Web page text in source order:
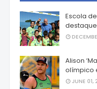
Escola
Alison
olímpico
JUNE 01,